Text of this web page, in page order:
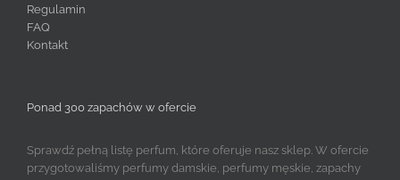
Regulamin
FAQ
Kontakt
Ponad 300 zapachów w ofercie
Sprawdź pełną listę perfum, które oferuje nasz sklep. W ofercie
przygotowaliśmy perfumy damskie, perfumy męskie, zapachy